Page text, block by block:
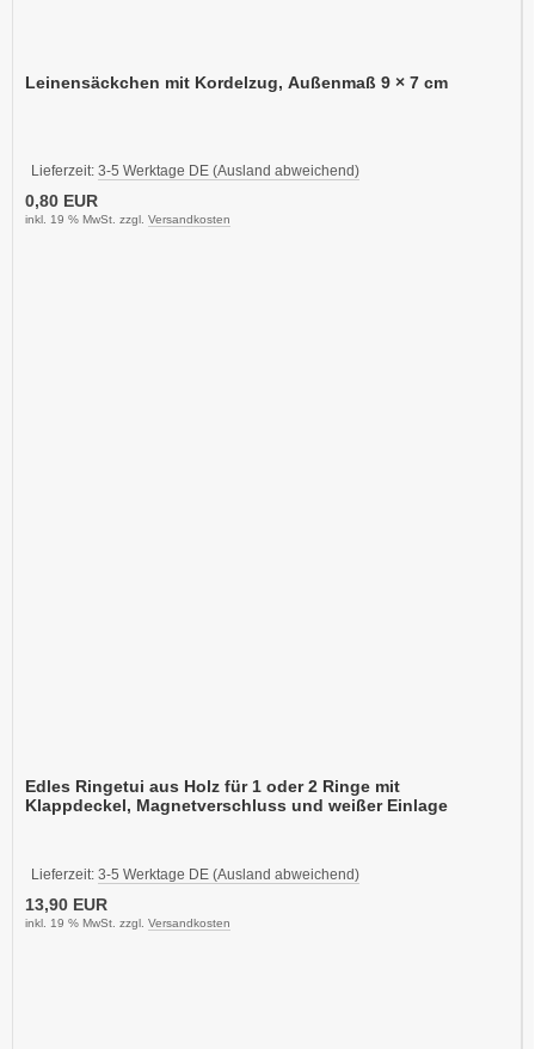
Leinensäckchen mit Kordelzug, Außenmaß 9 × 7 cm
Lieferzeit: 3-5 Werktage DE (Ausland abweichend)
0,80 EUR
inkl. 19 % MwSt. zzgl. Versandkosten
Edles Ringetui aus Holz für 1 oder 2 Ringe mit
Klappdeckel, Magnetverschluss und weißer Einlage
Lieferzeit: 3-5 Werktage DE (Ausland abweichend)
13,90 EUR
inkl. 19 % MwSt. zzgl. Versandkosten